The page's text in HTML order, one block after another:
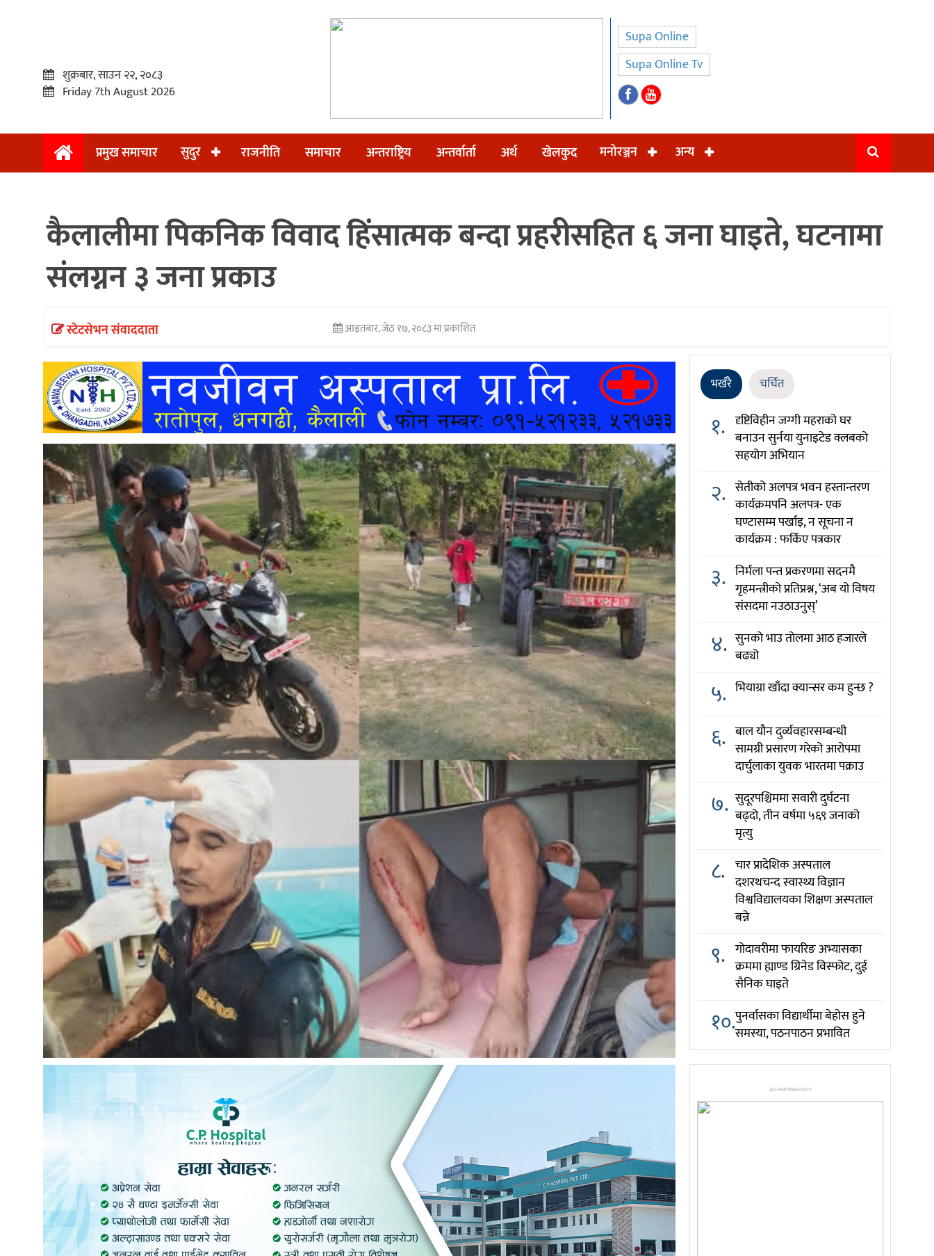
प्रमुख
समाचार
अन्तर्वार्ता
खेलकुद
मनोरञ्जन
शुक्रबार, साउन २२, २०८३
Friday 7th August 2026
Supa Online
Supa Online Tv
प्रमुख समाचार सुदुर राजनीति समाचार अन्तराष्ट्रिय अन्तर्वार्ता अर्थ खेलकुद मनोरञ्जन अन्य
कैलालीमा पिकनिक विवाद हिंसात्मक बन्दा प्रहरीसहित ६ जना घाइते, घटनामा
संलग्नन ३ जना प्रकाउ
स्टेटसेभन संवाददाता आइतबार, जेठ १७, २०८३ मा प्रकाशित
भर्खरै चर्चित
१. दृष्टिविहीन जग्गी महराको घर
बनाउन सुर्नया युनाइटेड क्लबको
सहयोग अभियान
२. सेतीको अलपत्र भवन हस्तान्तरण
कार्यक्रमपनि अलपत्र- एक
घण्टासम्म पर्खाइ, न सूचना न
कार्यक्रम : फर्किए पत्रकार
३. निर्मला पन्त प्रकरणमा सदनमै
गृहमन्त्रीको प्रतिप्रश्न, ‘अब यो विषय
संसदमा नउठाउनुस्’
४. सुनको भाउ तोलमा आठ हजारले
बढ्यो
५. भियाग्रा खाँदा क्यान्सर कम हुन्छ ?
६. बाल यौन दुर्व्यवहारसम्बन्धी
सामग्री प्रसारण गरेको आरोपमा
दार्चुलाका युवक भारतमा पक्राउ
७. सुदूरपश्चिममा सवारी दुर्घटना
बढ्दो, तीन वर्षमा ५६९ जनाको
मृत्यु
८. चार प्रादेशिक अस्पताल
दशरथचन्द स्वास्थ्य विज्ञान
विश्वविद्यालयका शिक्षण अस्पताल
बन्ने
९. गोदावरीमा फायरिङ अभ्यासका
क्रममा ह्याण्ड ग्रिनेड विस्फोट, दुई
सैनिक घाइते
१०.पुनर्वासका विद्यार्थीमा बेहोस हुने
समस्या, पठनपाठन प्रभावित
ADVERTISEMENT